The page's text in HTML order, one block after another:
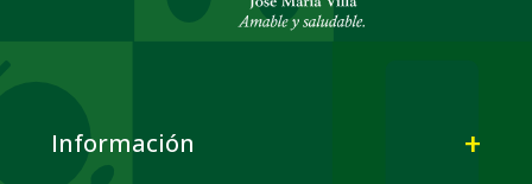
Información